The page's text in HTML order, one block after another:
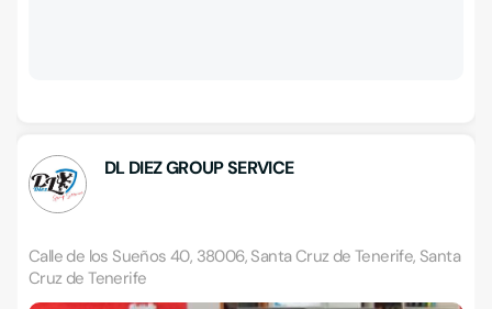
DL DIEZ GROUP SERVICE
Calle de los Sueños 40, 38006, Santa Cruz de Tenerife, Santa
Cruz de Tenerife